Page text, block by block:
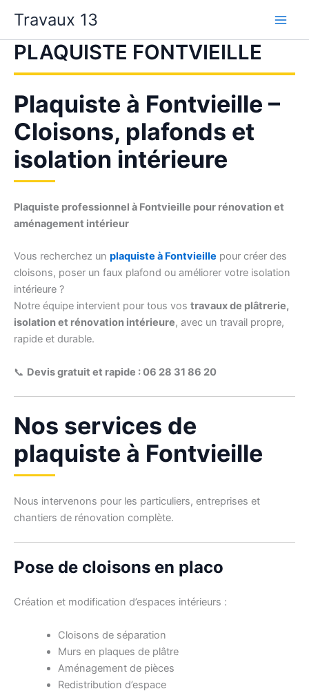
contenu
Travaux 13
PLAQUISTE FONTVIEILLE
Plaquiste à Fontvieille –
Cloisons, plafonds et
isolation intérieure
Plaquiste professionnel à Fontvieille pour rénovation et
aménagement intérieur
Vous recherchez un plaquiste à Fontvieille pour créer des
cloisons, poser un faux plafond ou améliorer votre isolation
intérieure ?
Notre équipe intervient pour tous vos travaux de plâtrerie,
isolation et rénovation intérieure, avec un travail propre,
rapide et durable.
📞 Devis gratuit et rapide : 06 28 31 86 20
Nos services de
plaquiste à Fontvieille
Nous intervenons pour les particuliers, entreprises et
chantiers de rénovation complète.
Pose de cloisons en placo
Création et modification d’espaces intérieurs :
Cloisons de séparation
Murs en plaques de plâtre
Aménagement de pièces
Redistribution d’espace